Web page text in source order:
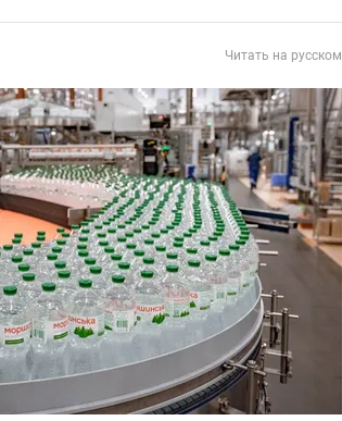
Читать на русском